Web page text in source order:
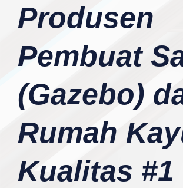
Produsen
Pembuat
(Gazebo)
Rumah
Kualitas #1